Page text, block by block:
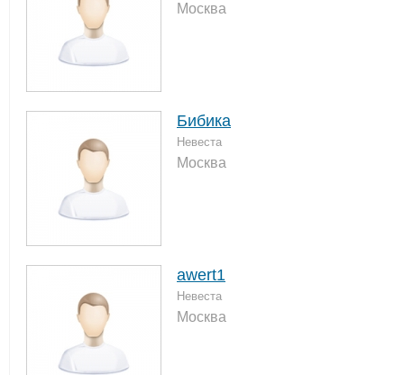
Москва
Бибика
Невеста
Москва
awert1
Невеста
Москва